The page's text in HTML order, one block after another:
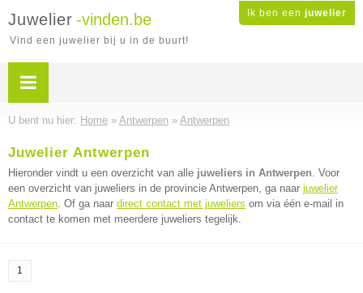
Ik ben een juwelier
Juwelier -vinden.be
Vind een juwelier bij u in de buurt!
U bent nu hier: Home » Antwerpen » Antwerpen
Juwelier Antwerpen
Hieronder vindt u een overzicht van alle juweliers in Antwerpen. Voor
een overzicht van juweliers in de provincie Antwerpen, ga naar juwelier
Antwerpen. Of ga naar direct contact met juweliers om via één e-mail in
contact te komen met meerdere juweliers tegelijk.
1